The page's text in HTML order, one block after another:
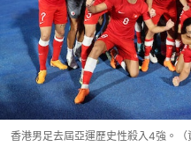
香港男足去屆亞運歷史性殺入4強。（